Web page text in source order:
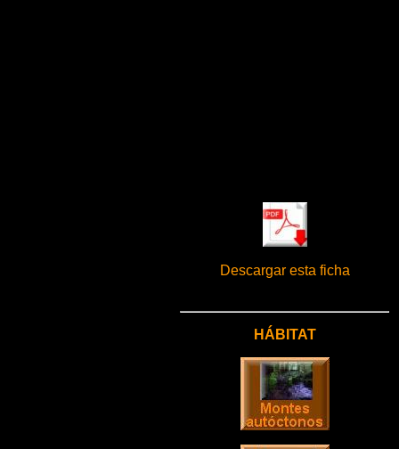
Descargar esta ficha
HÁBITAT